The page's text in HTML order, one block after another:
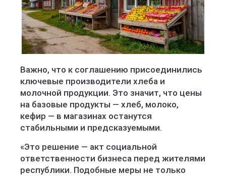
Важно, что к соглашению присоединились
ключевые производители хлеба и
молочной продукции. Это значит, что цены
на базовые продукты — хлеб, молоко,
кефир — в магазинах останутся
стабильными и предсказуемыми.
«Это решение — акт социальной
ответственности бизнеса перед жителями
республики. Подобные меры не только